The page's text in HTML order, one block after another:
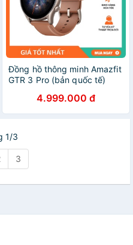
Đồng hồ thông minh Amazfit
GTR 3 Pro (bản quốc tế)
4.999.000 đ
1/3
3